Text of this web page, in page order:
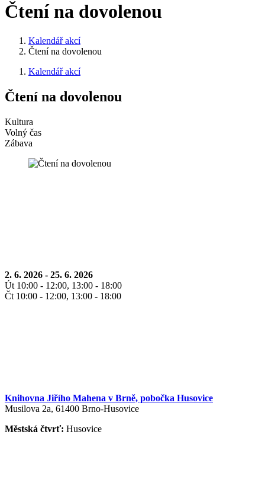
Čtení na dovolenou
Kalendář akcí
Čtení na dovolenou
Kalendář akcí
Čtení na dovolenou
Kultura
Volný čas
Zábava
2. 6. 2026 - 25. 6. 2026
Út 10:00 - 12:00, 13:00 - 18:00
Čt 10:00 - 12:00, 13:00 - 18:00
Knihovna Jiřího Mahena v Brně, pobočka Husovice
Musilova 2a, 61400 Brno-Husovice
Městská čtvrť: Husovice